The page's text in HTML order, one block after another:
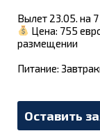
Вылет 23.05. на
Цена: 755
размещении
Питание:
Оставить